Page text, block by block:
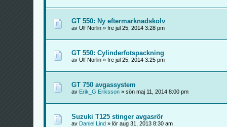
GT 550: Ny eftermarknadskolv
av Ulf Norlin » fre jul 25, 2014 3:28 pm
GT 550: Cylinderfotspackning
av Ulf Norlin » fre jul 25, 2014 3:25 pm
GT 750 avgassystem
av Erik_G Eriksson » sön maj 11, 2014 8:00 pm
Suzuki T125 stinger avgasrör
av Daniel Lind » lör aug 31, 2013 8:30 am